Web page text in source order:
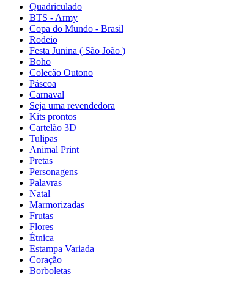
Quadriculado
BTS - Army
Copa do Mundo - Brasil
Rodeio
Festa Junina ( São João )
Boho
Colecão Outono
Páscoa
Carnaval
Seja uma revendedora
Kits prontos
Cartelão 3D
Tulipas
Animal Print
Pretas
Personagens
Palavras
Natal
Marmorizadas
Frutas
Flores
Étnica
Estampa Variada
Coração
Borboletas